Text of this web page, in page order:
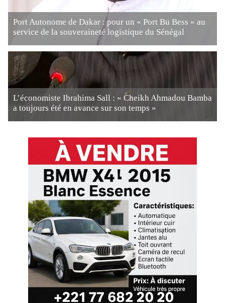
Port Autonome de Dakar : pour un « Port Bu Bess » au
service de la souveraineté logistique du Sénégal
L’économiste Ibrahima Sall : « Cheikh Ahmadou Bamba
a toujours été en avance sur son temps »